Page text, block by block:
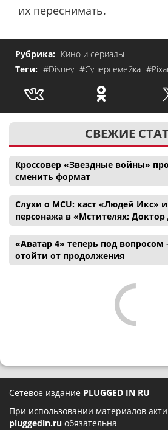
их переснимать.
Рубрика: Кино и сериалы
Теги: #Disney #Суперсемейка
СВЕЖИЕ
Кроссовер «Звездные войны»
сменить формат
Слухи о MCU: каст «Людей Икс»
персонажа в «Мстителях:
«Аватар 4» теперь под
отойти от продолжения
Сетевое издание PLUGGED IN RU
При использовании материалов
pluggedin.ru обязательна